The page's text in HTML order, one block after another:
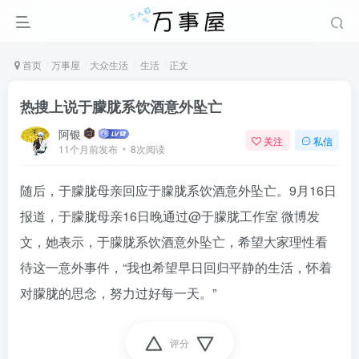
首页 万事屋 大众生活 生活 正文
热搜上说于朦胧系饮酒意外坠亡
阿银
11个月前发布 8次阅读
关注 私信
随后，于朦胧母亲回应于朦胧系饮酒意外坠亡。9月16日
报道，于朦胧母亲16日晚通过@于朦胧工作室 微博发
文，她表示，于朦胧系饮酒意外坠亡，希望大家理性看
待这一意外事件，“我也希望早日回归平静的生活，怀着
对朦胧的思念，努力过好每一天。”
评分